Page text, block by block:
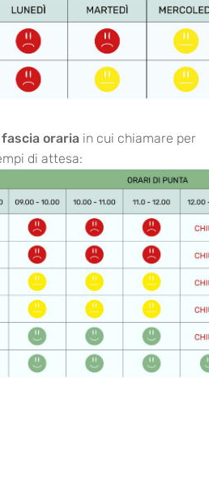
fascia oraria in cui chiamare per
di attesa: